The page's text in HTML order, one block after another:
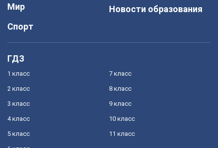
Мир
Спорт
Новости образования
ГДЗ
1 класс
2 класс
3 класс
4 класс
5 класс
7 класс
8 класс
9 класс
10 класс
11 класс